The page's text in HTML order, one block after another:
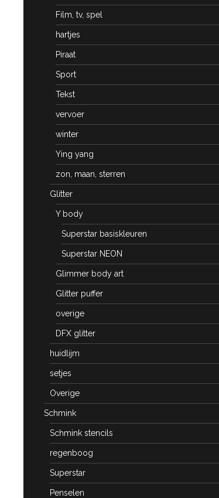
Film, tv, spel
hartjes
Piraat
Sport
Tekst
vervoer
winter
Ying yang
zon, maan, sterren
Glitter
Y body
Superstar basiskleuren
Superstar NEON
Glimmer body art
Glitter puffer
overige
DFX glitter
huidlijm
setjes
Overige
Schmink
Schmink stencils
regenboog
Superstar
Penselen